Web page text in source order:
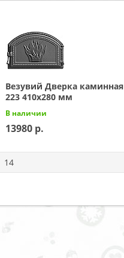
Везувий Дверка каминная
223 410x280 мм
В наличии
13980
14